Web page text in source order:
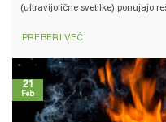
(ultravijolične svetilke) ponujajo
PREBERI VEČ
21
Feb